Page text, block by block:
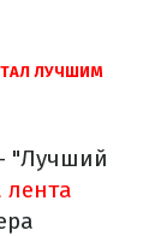
ЛУЧШИМ
"Лучший
лента